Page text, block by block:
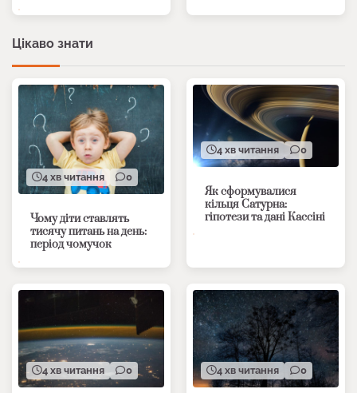
Цікаво знати
4 хв читання 0
Чому діти ставлять
тисячу питань на день:
період чомучок
4 хв читання 0
Як сформувалися
кільця Сатурна:
гіпотези та дані Кассіні
4 хв читання 0 4 хв читання 0